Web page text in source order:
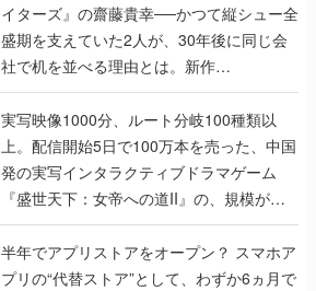
イターズ』の齋藤貴幸──かつて縦シュー全
盛期を支えていた2人が、30年後に同じ会
社で机を並べる理由とは。新作
『TATSUJIN EXTREME』で初タッグを組
んだレジェンド2人に訊く開発秘話
実写映像1000分、ルート分岐100種類以
上。配信開始5日で100万本を売った、中国
発の実写インタラクティブドラマゲーム
『盛世天下：女帝への道II』の、規模が違
うこだわりをプロデューサーに聞いた
半年でアプリストアをオープン？ スマホア
プリの“代替ストア”として、わずか6ヵ月で